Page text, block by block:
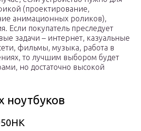
(проектирование,
анимационных роликов),
Если покупатель преследует
задачи – интернет, казуальные
фильмы, музыка, работа в
то лучшим выбором будет
но достаточно высокой
ноутбуков